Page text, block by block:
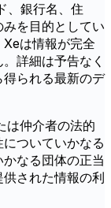
、銀行名、住
を目的としてい
は情報が完全
詳細は予告なく
られる最新のデ
は仲介者の法的
ついていかなる
なる団体の正当
された情報の利